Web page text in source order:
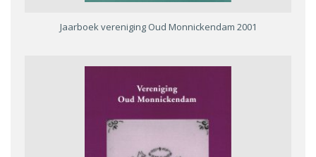
Jaarboek vereniging Oud Monnickendam 2001